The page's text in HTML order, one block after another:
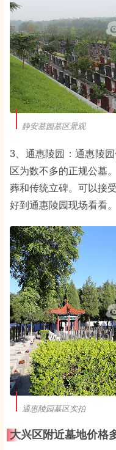
静安墓园墓区景观
3、通惠陵园：通惠陵
区为数不多的正规公墓
葬和传统立碑。可以接
好到通惠陵园现场看看。
通惠陵园墓区实拍
大兴区附近墓地价格